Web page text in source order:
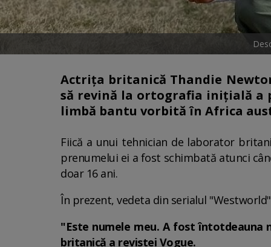
Actriţa britanică Thandie
să revină la ortografia iniţială a
limbă bantu vorbită în Africa
Fiică a unui tehnician de laborator
prenumelui ei a fost schimbată atunci
doar 16 ani.
În prezent, vedeta din serialul
"Este numele meu. A fost întotdeauna
britanică a revistei Vogue.